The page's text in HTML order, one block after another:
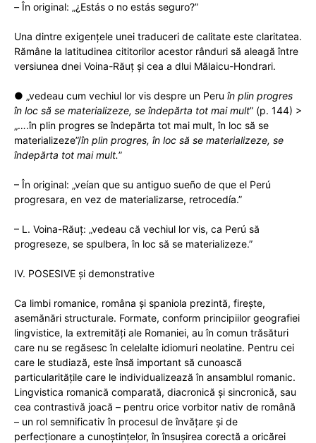
– În original: „¿Estás o no estás seguro?”
Una dintre exigențele unei traduceri de calitate este claritatea.
Rămâne la latitudinea cititorilor acestor rânduri să aleagă între
versiunea dnei Voina-Răuț și cea a dlui Mălaicu-Hondrari.
● „vedeau cum vechiul lor vis despre un Peru în plin progres
în loc să se materializeze, se îndepărta tot mai mult” (p. 144) >
„….în plin progres se îndepărta tot mai mult, în loc să se
materializeze”/în plin progres, în loc să se materializeze, se
îndepărta tot mai mult.”
– În original: „veían que su antiguo sueño de que el Perú
progresara, en vez de materializarse, retrocedía.”
– L. Voina-Răuț: „vedeau că vechiul lor vis, ca Perú să
progreseze, se spulbera, în loc să se materializeze.”
IV. POSESIVE și demonstrative
Ca limbi romanice, româna și spaniola prezintă, firește,
asemănări structurale. Formate, conform principiilor geografiei
lingvistice, la extremități ale Romaniei, au în comun trăsături
care nu se regăsesc în celelalte idiomuri neolatine. Pentru cei
care le studiază, este însă important să cunoască
particularitățile care le individualizează în ansamblul romanic.
Lingvistica romanică comparată, diacronică și sincronică, sau
cea contrastivă joacă – pentru orice vorbitor nativ de română
– un rol semnificativ în procesul de învățare și de
perfecționare a cunoștințelor, în însușirea corectă a oricărei